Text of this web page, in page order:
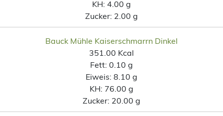
KH: 4.00 g
Zucker: 2.00 g
Bauck Mühle Kaiserschmarrn Dinkel
351.00 Kcal
Fett: 0.10 g
Eiweis: 8.10 g
KH: 76.00 g
Zucker: 20.00 g